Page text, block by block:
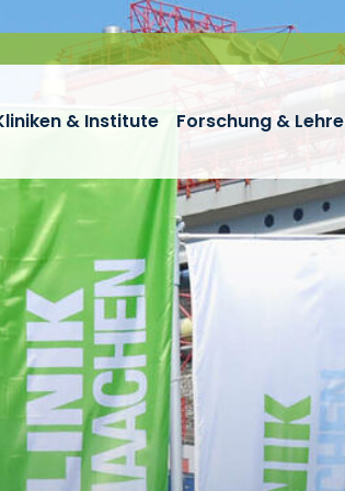
& Institute Forschung & Lehre